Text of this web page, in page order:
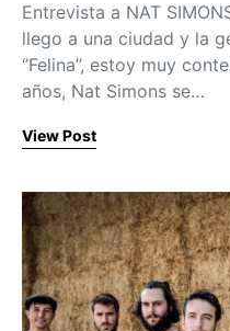
Entrevista a NAT
llego a una ciudad y la
‘’Felina’’, estoy muy
años, Nat Simons se…
View Post